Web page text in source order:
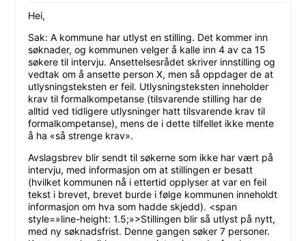
Hei,
Sak: A kommune har utlyst en stilling. Det kommer inn
søknader, og kommunen velger å kalle inn 4 av ca 15
søkere til intervju. Ansettelsesrådet skriver innstilling og
vedtak om å ansette person X, men så oppdager de at
utlysningsteksten er feil. Utlysningsteksten inneholder
krav til formalkompetanse (tilsvarende stilling har de
alltid ved tidligere utlysninger hatt tilsvarende krav til
formalkompetanse), mens de i dette tilfellet ikke mente
å ha «så strenge krav».
Avslagsbrev blir sendt til søkerne som ikke har vært på
intervju, med informasjon om at stillingen er besatt
(hvilket kommunen nå i ettertid opplyser at var en feil
tekst i brevet, brevet burde i følge kommunen inneholdt
informasjon om hva som hadde skjedd). <span
style=»line-height: 1.5;»>Stillingen blir så utlyst på nytt,
med ny søknadsfrist. Denne gangen søker 7 personer.